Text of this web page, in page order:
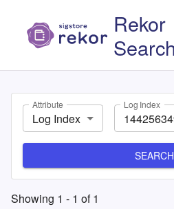
Rekor
Search
Attribute
Log Index
Log Index
SEARCH
Showing 1 - 1 of1